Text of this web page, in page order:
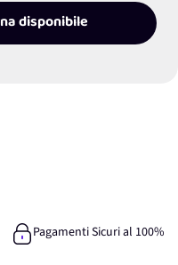
disponibile
Pagamenti Sicuri al 100%